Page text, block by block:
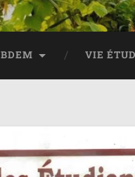
VIE